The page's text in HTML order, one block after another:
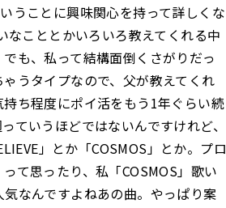
うことに興味関心を持って詳しくな
なこととかいろいろ教えてくれる中
も、私って結構面倒くさがりだっ
うタイプなので、父が教えてくれ
ち程度にポイ活をもう1年ぐらい続
ていうほどではないんですけれど、
」とか「COSMOS」とか。プロ
て思ったり、私「COSMOS」歌い
なんですよねあの曲。やっぱり案